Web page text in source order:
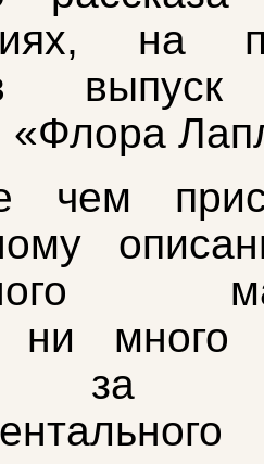
на
выпуск
«Флора
чем
ни
за